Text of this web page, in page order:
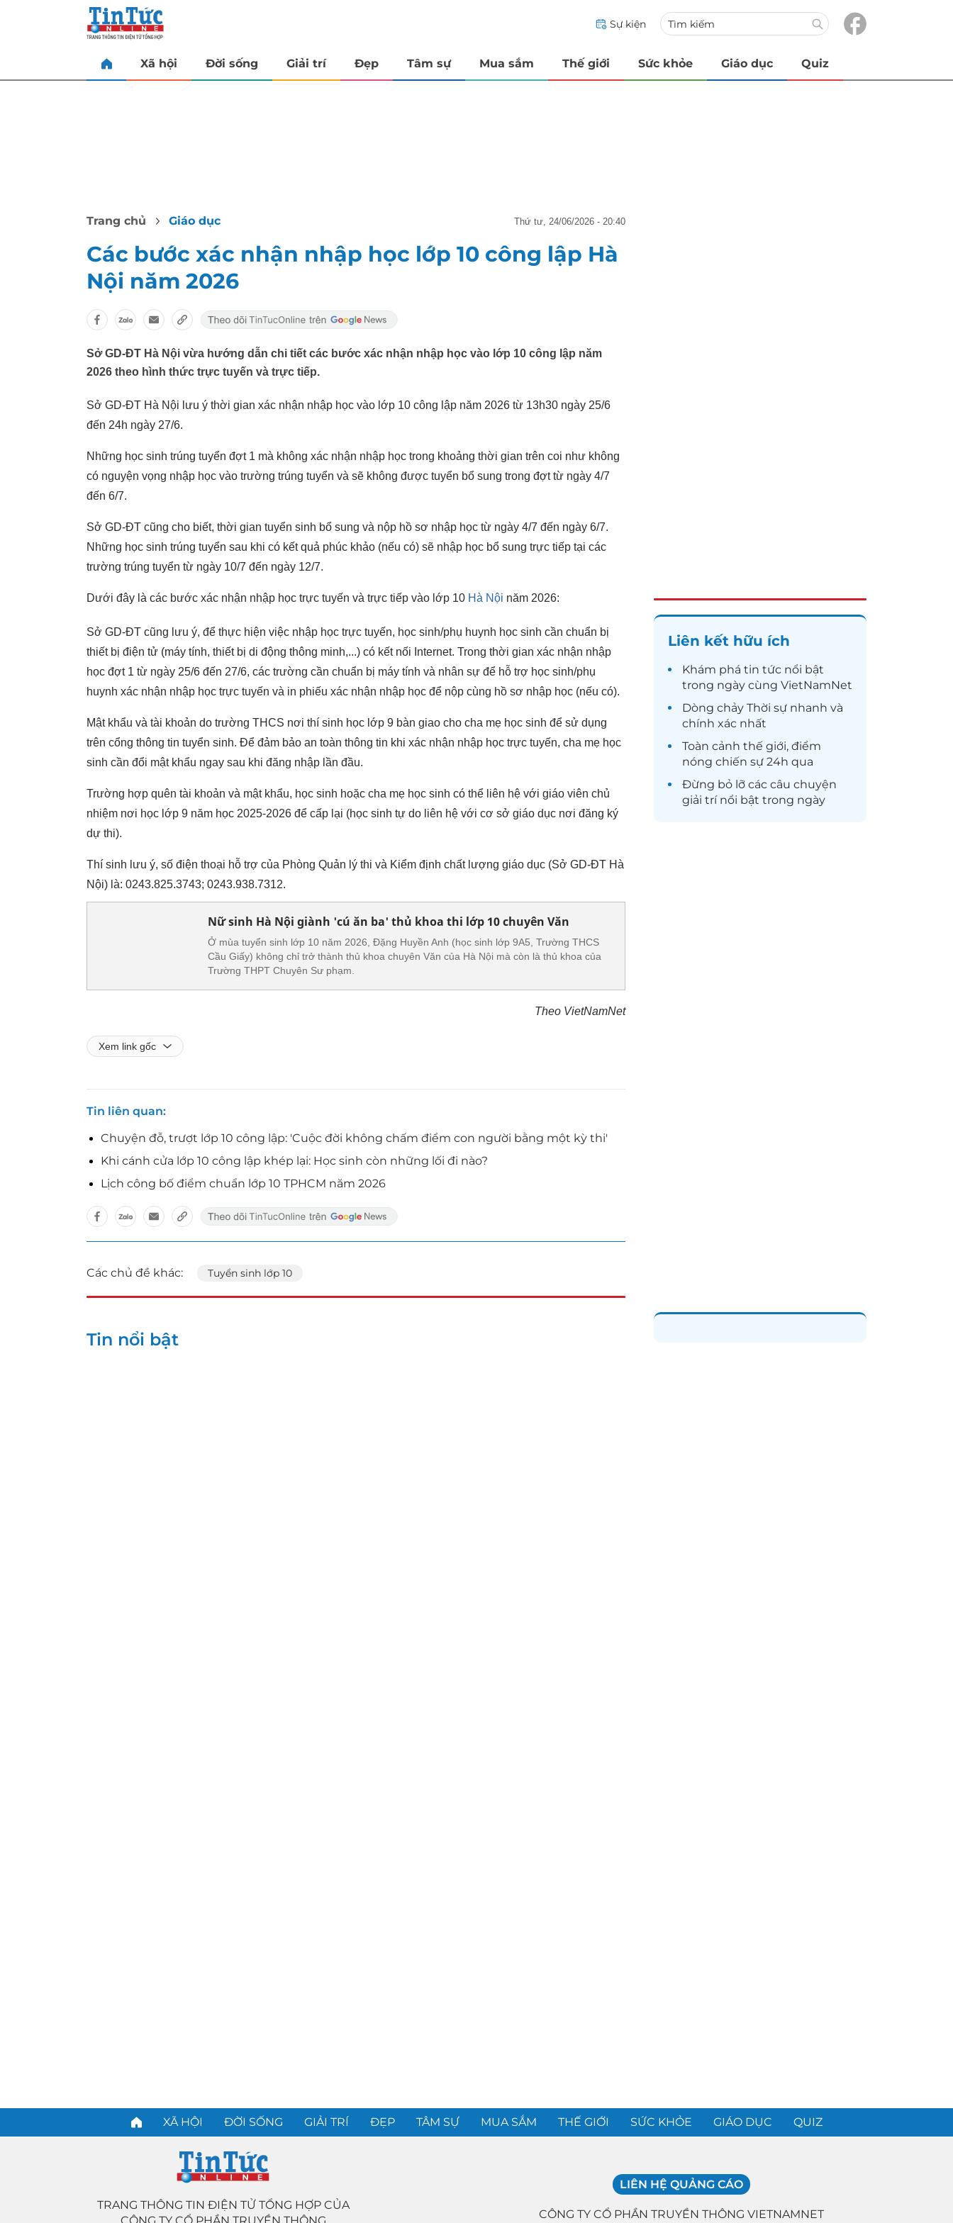
Sự kiện
Xã hội Đời sống Giải trí Đẹp Tâm sự Mua sắm Thế giới Sức khỏe Giáo dục Quiz
Trang chủ Giáo dục thứ tư, 24/06/2026 - 20:40
Các bước xác nhận nhập học lớp 10 công lập Hà
Nội năm 2026
Sở GD-ĐT Hà Nội vừa hướng dẫn chi tiết các bước xác nhận nhập học vào lớp 10 công lập năm
2026 theo hình thức trực tuyến và trực tiếp.
Sở GD-ĐT Hà Nội lưu ý thời gian xác nhận nhập học vào lớp 10 công lập năm 2026 từ 13h30 ngày 25/6
đến 24h ngày 27/6.
Những học sinh trúng tuyển đợt 1 mà không xác nhận nhập học trong khoảng thời gian trên coi như không
có nguyện vọng nhập học vào trường trúng tuyển và sẽ không được tuyển bổ sung trong đợt từ ngày 4/7
đến 6/7.
Sở GD-ĐT cũng cho biết, thời gian tuyển sinh bổ sung và nộp hồ sơ nhập học từ ngày 4/7 đến ngày 6/7.
Những học sinh trúng tuyển sau khi có kết quả phúc khảo (nếu có) sẽ nhập học bổ sung trực tiếp tại các
trường trúng tuyển từ ngày 10/7 đến ngày 12/7.
Dưới đây là các bước xác nhận nhập học trực tuyến và trực tiếp vào lớp 10 Hà Nội năm 2026:
Sở GD-ĐT cũng lưu ý, để thực hiện việc nhập học trực tuyến, học sinh/phụ huynh học sinh cần chuẩn bị
thiết bị điện tử (máy tính, thiết bị di động thông minh,...) có kết nối Internet. Trong thời gian xác nhận nhập
học đợt 1 từ ngày 25/6 đến 27/6, các trường cần chuẩn bị máy tính và nhân sự để hỗ trợ học sinh/phụ
huynh xác nhận nhập học trực tuyến và in phiếu xác nhận nhập học để nộp cùng hồ sơ nhập học (nếu có).
Mật khẩu và tài khoản do trường THCS nơi thí sinh học lớp 9 bàn giao cho cha mẹ học sinh để sử dụng
trên cổng thông tin tuyển sinh. Để đảm bảo an toàn thông tin khi xác nhận nhập học trực tuyến, cha mẹ học
sinh cần đổi mật khẩu ngay sau khi đăng nhập lần đầu.
Trường hợp quên tài khoản và mật khẩu, học sinh hoặc cha mẹ học sinh có thể liên hệ với giáo viên chủ
nhiệm nơi học lớp 9 năm học 2025-2026 để cấp lại (học sinh tự do liên hệ với cơ sở giáo dục nơi đăng ký
dự thi).
Thí sinh lưu ý, số điện thoại hỗ trợ của Phòng Quản lý thi và Kiểm định chất lượng giáo dục (Sở GD-ĐT Hà
Nội) là: 0243.825.3743; 0243.938.7312.
Nữ sinh Hà Nội giành 'cú ăn ba' thủ khoa thi lớp 10 chuyên Văn
Ở mùa tuyển sinh lớp 10 năm 2026, Đặng Huyền Anh (học sinh lớp 9A5, Trường THCS
Cầu Giấy) không chỉ trở thành thủ khoa chuyên Văn của Hà Nội mà còn là thủ khoa của
Trường THPT Chuyên Sư phạm.
Theo VietNamNet
Xem link gốc
Tin liên quan
Chuyện đỗ, trượt lớp 10 công lập: 'Cuộc đời không chấm điểm con người bằng một kỳ thi'
Khi cánh cửa lớp 10 công lập khép lại: Học sinh còn những lối đi nào?
Lịch công bố điểm chuẩn lớp 10 TPHCM năm 2026
Các chủ đề khác: Tuyển sinh lớp 10
Liên kết hữu ích
Khám phá tin tức nổi bật
trong ngày cùng VietNamNet
Dòng chảy Thời sự nhanh và
chính xác nhất
Toàn cảnh thế giới, điểm
nóng chiến sự 24h qua
Đừng bỏ lỡ các câu chuyện
giải trínổi bật trong ngày
Tin nổi bật
XÃ HỘI ĐỜI SỐNG GIẢI TRÍ ĐẸP TÂM SỰ MUA SẮM THẾ GIỚI SỨC KHỎE GIÁO DỤC QUIZ
TRANG THÔNG TIN ĐIỆN TỬ TỔNG HỢP CỦA
LIÊN HỆ QUẢNG CÁO
CÔNG TY CỔ PHẦN TRUYỀN THÔNG VIETNAMNET